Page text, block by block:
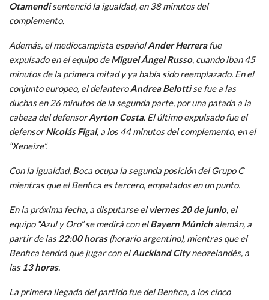
Otamendisentenció la igualdad, en 38 minutos del
complemento.
Además, el mediocampista españolAnder Herrerafue
expulsado en el equipo deMiguel Ángel Russo, cuando iban 45
minutos de la primera mitad y ya había sido reemplazado. En el
conjunto europeo, el delanteroAndrea Belottise fue a las
duchas en 26 minutos de la segunda parte, por una patada a la
cabeza del defensorAyrton Costa. El último expulsado fue el
defensorNicolás Figal, a los 44 minutos del complemento, en el
“Xeneize”.
Con la igualdad, Boca ocupa la segunda posición del Grupo C
mientras que el Benfica es tercero, empatados en un punto.
En la próxima fecha, a disputarse elviernes 20 de junio, el
equipo “Azul y Oro” se medirá con elBayern Múnich alemán, a
partir de las22:00 horas(horario argentino), mientras que el
Benfica tendrá que jugar con elAuckland Cityneozelandés, a
las 13 horas.
La primera llegada del partido fue del Benfica, a los cinco